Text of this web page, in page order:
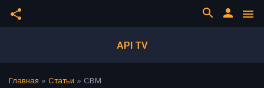
share menu
person
search
API TV
Главная » Статьи » СВМ